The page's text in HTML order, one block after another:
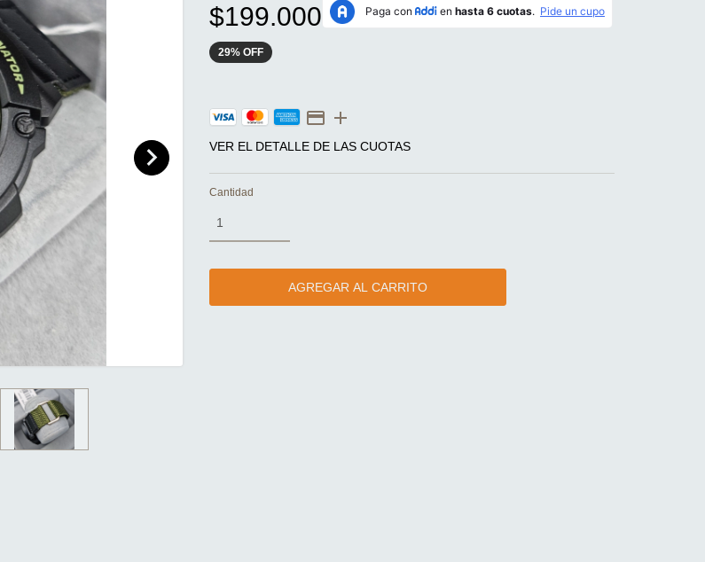
$199.000
29% OFF
VER EL DETALLE DE LAS CUOTAS
Cantidad